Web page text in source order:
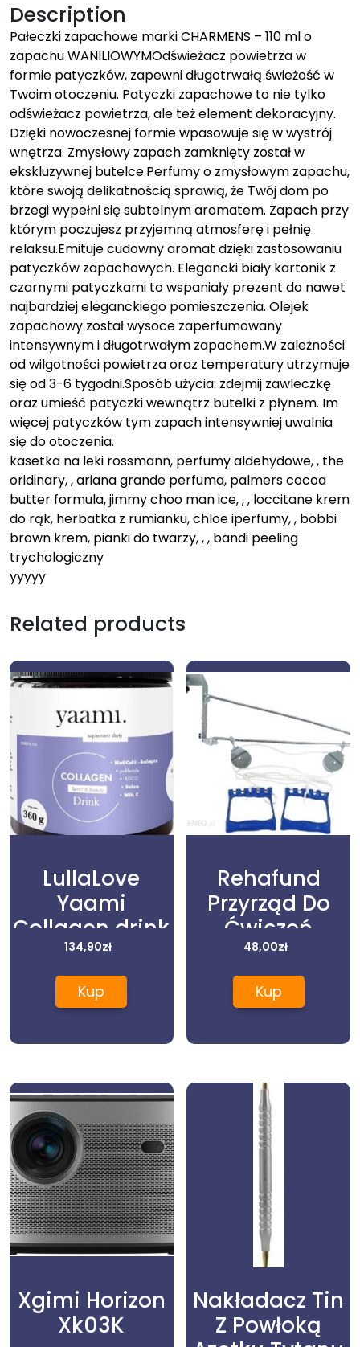
Description
Pałeczki zapachowe marki CHARMENS – 110 ml o
zapachu WANILIOWYMOdświeżacz powietrza w
formie patyczków, zapewni długotrwałą świeżość w
Twoim otoczeniu. Patyczki zapachowe to nie tylko
odświeżacz powietrza, ale też element dekoracyjny.
Dzięki nowoczesnej formie wpasowuje się w wystrój
wnętrza. Zmysłowy zapach zamknięty został w
ekskluzywnej butelce.Perfumy o zmysłowym zapachu,
które swoją delikatnością sprawią, że Twój dom po
brzegi wypełni się subtelnym aromatem. Zapach przy
którym poczujesz przyjemną atmosferę i pełnię
relaksu.Emituje cudowny aromat dzięki zastosowaniu
patyczków zapachowych. Elegancki biały kartonik z
czarnymi patyczkami to wspaniały prezent do nawet
najbardziej eleganckiego pomieszczenia. Olejek
zapachowy został wysoce zaperfumowany
intensywnym i długotrwałym zapachem.W zależności
od wilgotności powietrza oraz temperatury utrzymuje
się od 3-6 tygodni.Sposób użycia: zdejmij zawleczkę
oraz umieść patyczki wewnątrz butelki z płynem. Im
więcej patyczków tym zapach intensywniej uwalnia
się do otoczenia.
kasetka na leki rossmann, perfumy aldehydowe, , the
oridinary, , ariana grande perfuma, palmers cocoa
butter formula, jimmy choo man ice, , , loccitane krem
do rąk, herbatka z rumianku, chloe iperfumy, , bobbi
brown krem, pianki do twarzy, , , bandi peeling
trychologiczny
yyyyy
Related products
LullaLove
Yaami
Collagen drink
sport& beauty
360g
134,90zł
Kup
Rehafund
Przyrząd Do
Ćwiczeń
Kończyn
Górnych
48,00zł
Kup
Xgimi Horizon
Xk03K
Nakładacz Tin
Z Powłoką